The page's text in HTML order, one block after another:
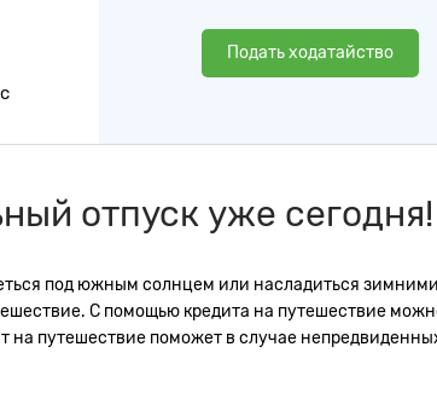
Подать ходатайство
отпуск уже сегодня!
под южным солнцем или насладиться зимними
С помощью кредита на путешествие
на путешествие поможет в случае